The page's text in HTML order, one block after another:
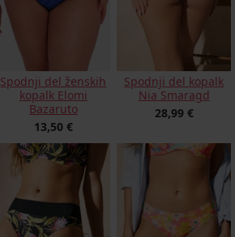
Spodnji del ženskih
kopalk Elomi
Bazaruto
13,50 €
Spodnji del kopalk
Nia Smaragd
28,99 €